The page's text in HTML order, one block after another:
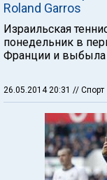
Roland Garros
Израильская
понедельник в
Франции и выбыла
26.05.2014 20:31 // Спорт